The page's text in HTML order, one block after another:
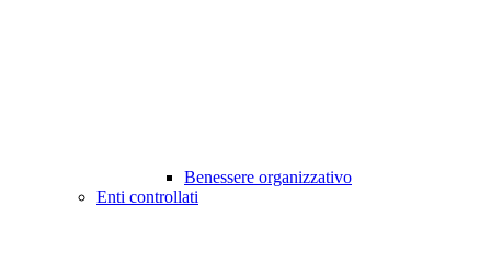
Benessere organizzativo
Enti controllati